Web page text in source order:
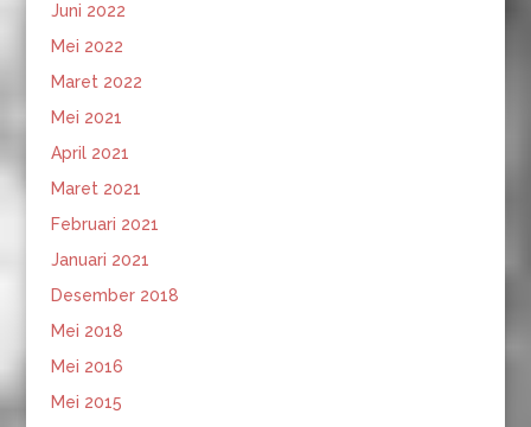
Juni 2022
Mei 2022
Maret 2022
Mei 2021
April 2021
Maret 2021
Februari 2021
Januari 2021
Desember 2018
Mei 2018
Mei 2016
Mei 2015